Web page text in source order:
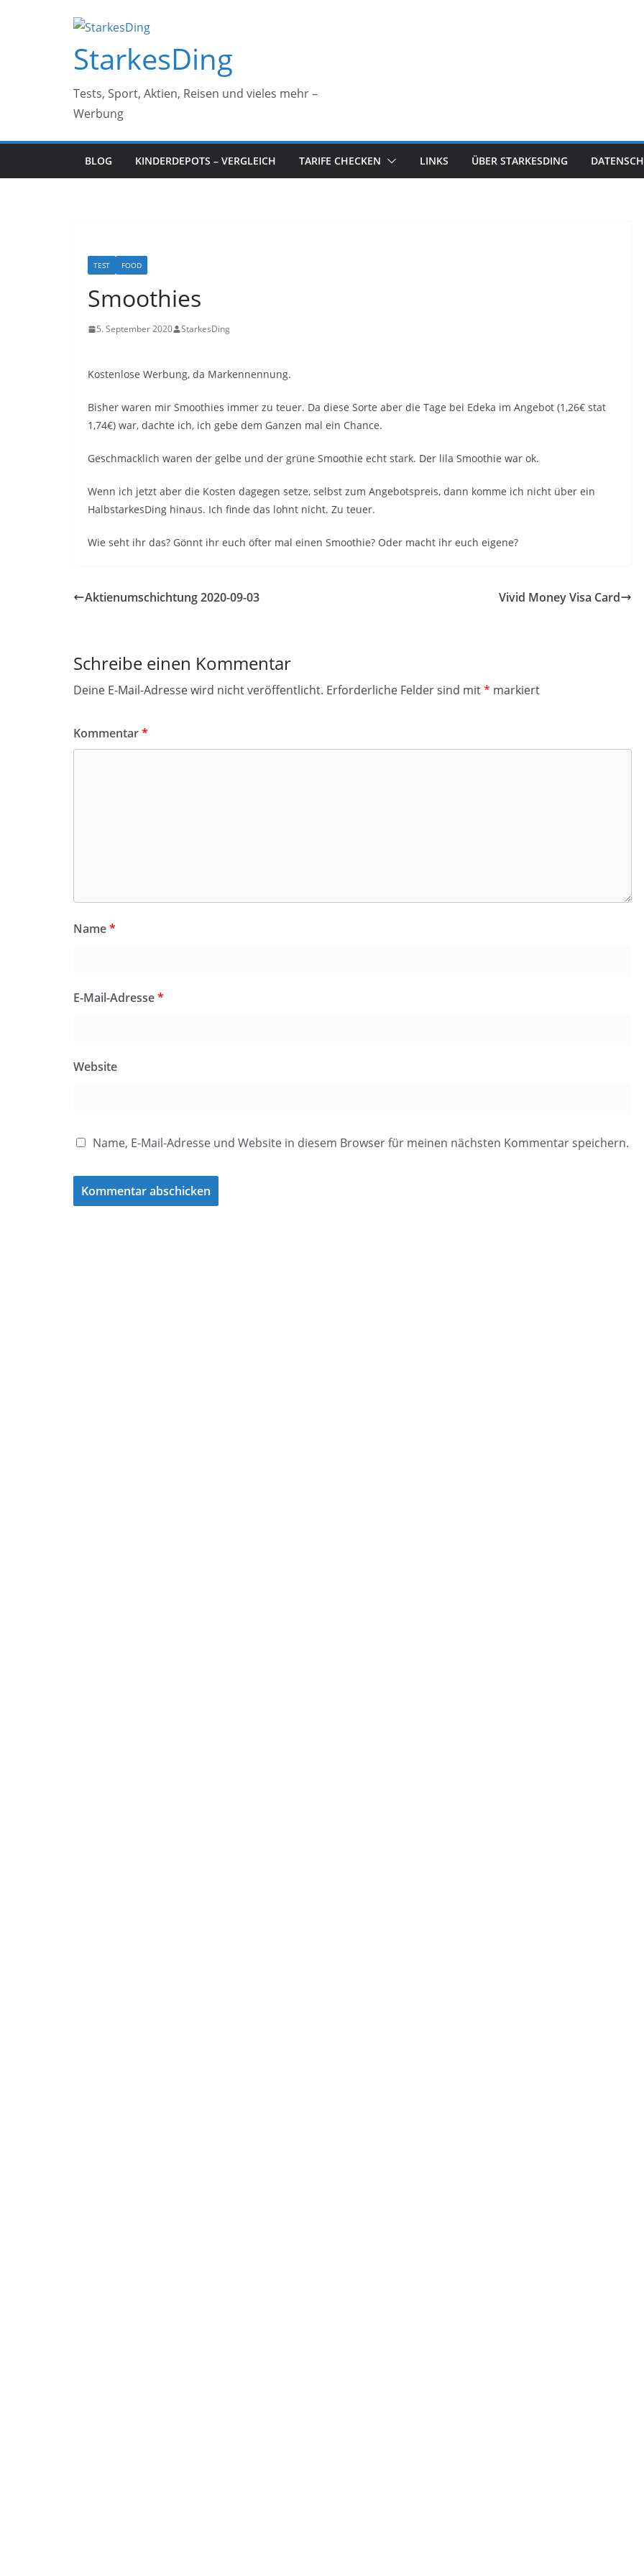
StarkesDing
Tests, Sport, Aktien, Reisen und vieles mehr –
Werbung
BLOG KINDERDEPOTS – VERGLEICH TARIFE CHECKEN LINKS ÜBER STARKESDING
TEST FOOD
Smoothies
5. September 2020 StarkesDing
Kostenlose Werbung, da Markennennung.
Bisher waren mir Smoothies immer zu teuer. Da diese Sorte aber die Tage bei Edeka im Angebot (1,26€ stat
1,74€) war, dachte ich, ich gebe dem Ganzen mal ein Chance.
Geschmacklich waren der gelbe und der grüne Smoothie echt stark. Der lila Smoothie war ok.
Wenn ich jetzt aber die Kosten dagegen setze, selbst zum Angebotspreis, dann komme ich nicht über ein
HalbstarkesDing hinaus. Ich finde das lohnt nicht. Zu teuer.
Wie seht ihr das? Gönnt ihr euch öfter mal einen Smoothie? Oder macht ihr euch eigene?
Aktienumschichtung 2020-09-03 Vivid Money Visa Card
Schreibe einen Kommentar
Deine E-Mail-Adresse wird nicht veröffentlicht. Erforderliche Felder sind mit* markiert
Kommentar*
Name*
E-Mail-Adresse*
Website
Name, E-Mail-Adresse und Website in diesem Browser für meinen nächsten Kommentar speichern.